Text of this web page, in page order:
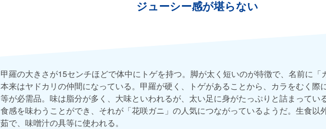
ジューシー感が堪らない
甲羅の大きさが15センチほどで体中にトゲを持つ。脚が太く短いのが特徴で、名前に「
本来はヤドカリの仲間になっている。甲羅が硬く、トゲがあることから、カラをむく際
等が必需品。味は脂分が多く、大味といわれるが、太い足に身がたっぷりと詰まってい
食感を味わうことができ、それが「花咲ガニ」の人気につながっているようだ。生食以
茹で、味噌汁の具等に使われる。